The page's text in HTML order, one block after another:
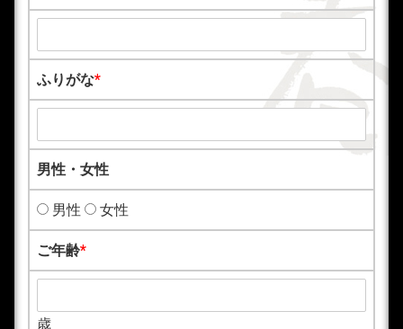
ふりがな*
男性・女性
男性 女性
ご年齢*
歳